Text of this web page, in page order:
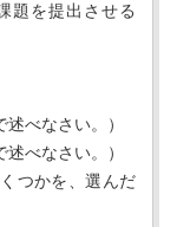
題を提出させる
べなさい。）
べなさい。）
つかを、選んだ